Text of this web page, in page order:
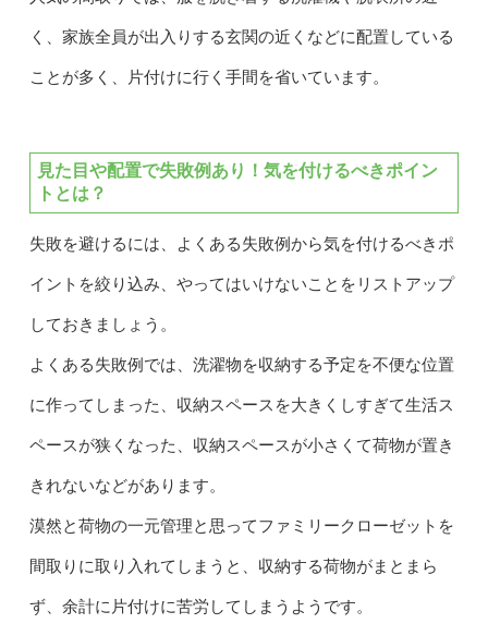
く、家族全員が出入りする玄関の近くなどに配置している
ことが多く、片付けに行く手間を省いています。
見た目や配置で失敗例あり！気を付けるべきポイン
トとは？
失敗を避けるには、よくある失敗例から気を付けるべきポ
イントを絞り込み、やってはいけないことをリストアップ
しておきましょう。
よくある失敗例では、洗濯物を収納する予定を不便な位置
に作ってしまった、収納スペースを大きくしすぎて生活ス
ペースが狭くなった、収納スペースが小さくて荷物が置き
きれないなどがあります。
漠然と荷物の一元管理と思ってファミリークローゼットを
間取りに取り入れてしまうと、収納する荷物がまとまら
ず、余計に片付けに苦労してしまうようです。